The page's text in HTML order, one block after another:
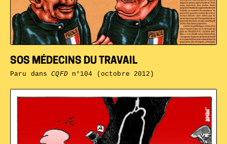
SOS MÉDECINS DU TRAVAIL
Paru dansCQFDn°104 (octobre 2012)